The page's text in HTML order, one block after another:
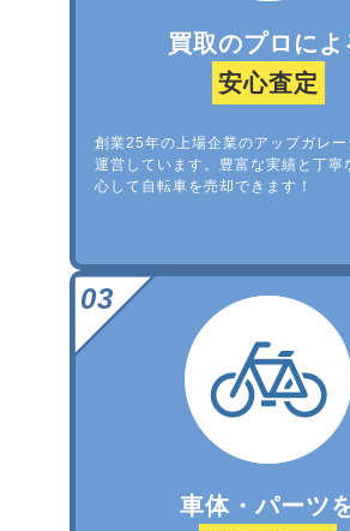
買取のプロによ
安心査定
創業25年の上場企業のアップガレ
運営しています。豊富な実績と丁寧
心して自転車を売却できます！
車体・パーツ